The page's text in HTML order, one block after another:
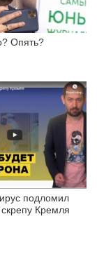
Опять?
подломил
Кремля